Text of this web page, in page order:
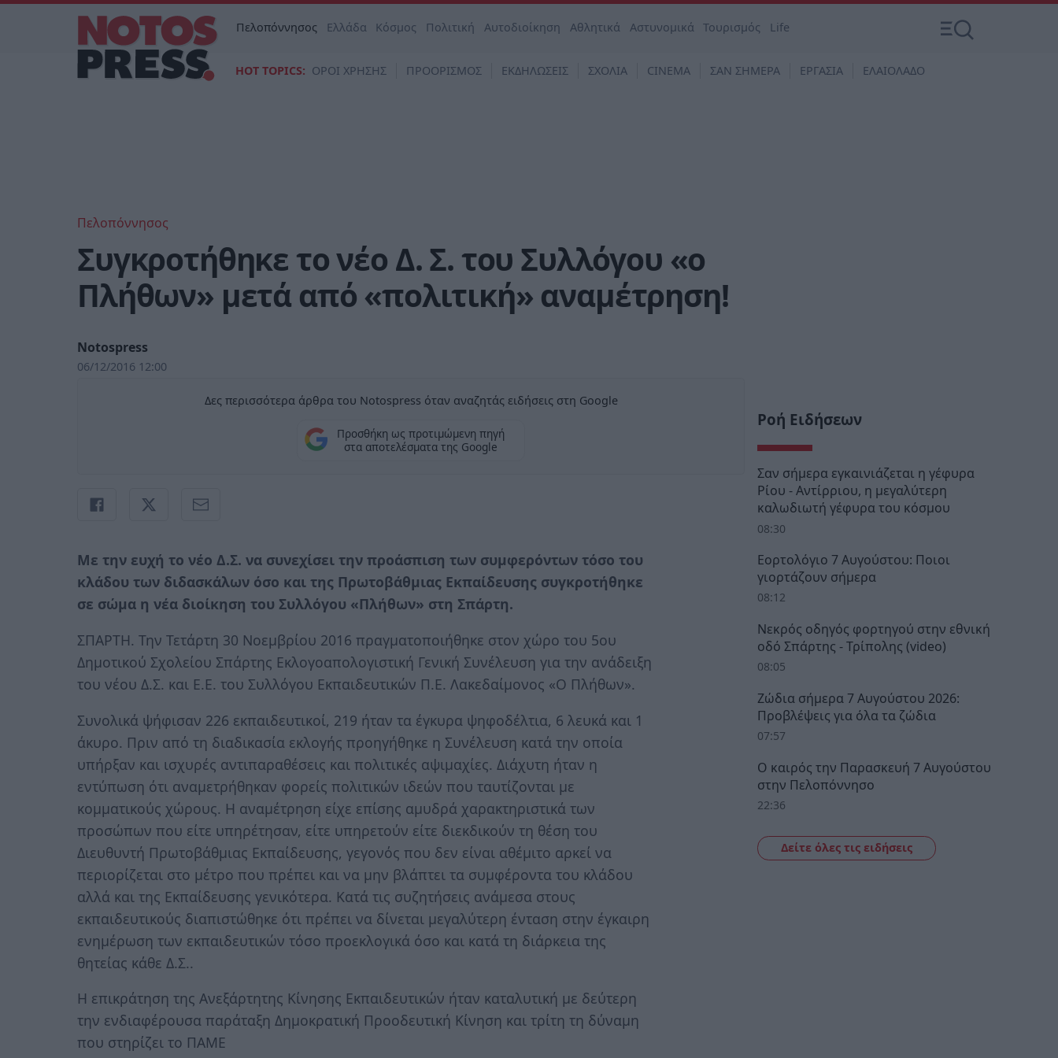
Πελοπόννησος Ελλάδα Κόσμος Πολιτική Αυτοδιοίκηση Αθλητικά Αστυνομικά Τουρισμός Life
HOT TOPICS: ΟΡΟΙ ΧΡΗΣΗΣ ΠΡΟΟΡΙΣΜΟΣ ΕΚΔΗΛΩΣΕΙΣ ΣΧΟΛΙΑ CINEMA ΣΑΝ ΣΗΜΕΡΑ ΕΡΓΑΣΙΑ ΕΛΑΙΟΛΑΔΟ
Πελοπόννησος
Συγκροτήθηκε το νέο Δ. Σ. του Συλλόγου «ο
Πλήθων» μετά από «πολιτική» αναμέτρηση!
Notospress
06/12/2016 12:00
Δες περισσότερα άρθρα του Notospress όταν αναζητάς ειδήσεις στη Google
Προσθήκη ως προτιμώμενη πηγή
στα αποτελέσματα της Google
Με την ευχή το νέο Δ.Σ. να συνεχίσει την προάσπιση των συμφερόντων τόσο του
κλάδου των διδασκάλων όσο και της Πρωτοβάθμιας Εκπαίδευσης συγκροτήθηκε
σε σώμα η νέα διοίκηση του Συλλόγου «Πλήθων» στη Σπάρτη.
ΣΠΑΡΤΗ. Την Τετάρτη 30 Νοεμβρίου 2016 πραγματοποιήθηκε στον χώρο του 5ου
Δημοτικού Σχολείου Σπάρτης Εκλογοαπολογιστική Γενική Συνέλευση για την ανάδειξη
του νέου Δ.Σ. και Ε.Ε. του Συλλόγου Εκπαιδευτικών Π.Ε. Λακεδαίμονος «Ο Πλήθων».
Συνολικά ψήφισαν 226 εκπαιδευτικοί, 219 ήταν τα έγκυρα ψηφοδέλτια, 6 λευκά και 1
άκυρο. Πριν από τη διαδικασία εκλογής προηγήθηκε η Συνέλευση κατά την οποία
υπήρξαν και ισχυρές αντιπαραθέσεις και πολιτικές αψιμαχίες. Διάχυτη ήταν η
εντύπωση ότι αναμετρήθηκαν φορείς πολιτικών ιδεών που ταυτίζονται με
κομματικούς χώρους. Η αναμέτρηση είχε επίσης αμυδρά χαρακτηριστικά των
προσώπων που είτε υπηρέτησαν, είτε υπηρετούν είτε διεκδικούν τη θέση του
Διευθυντή Πρωτοβάθμιας Εκπαίδευσης, γεγονός που δεν είναι αθέμιτο αρκεί να
περιορίζεται στο μέτρο που πρέπει και να μην βλάπτει τα συμφέροντα του κλάδου
αλλά και της Εκπαίδευσης γενικότερα. Κατά τις συζητήσεις ανάμεσα στους
εκπαιδευτικούς διαπιστώθηκε ότι πρέπει να δίνεται μεγαλύτερη ένταση στην έγκαιρη
ενημέρωση των εκπαιδευτικών τόσο προεκλογικά όσο και κατά τη διάρκεια της
θητείας κάθε Δ.Σ..
Η επικράτηση της Ανεξάρτητης Κίνησης Εκπαιδευτικών ήταν καταλυτική με δεύτερη
την ενδιαφέρουσα παράταξη Δημοκρατική Προοδευτική Κίνηση και τρίτη τη δύναμη
που στηρίζει το ΠΑΜΕ
Ροή Ειδήσεων
Σαν σήμερα εγκαινιάζεται η γέφυρα
Ρίου - Αντίρριου, η μεγαλύτερη
καλωδιωτή γέφυρα του κόσμου
08:30
Εορτολόγιο 7 Αυγούστου: Ποιοι
γιορτάζουν σήμερα
08:12
Νεκρός οδηγός φορτηγού στην εθνική
οδό Σπάρτης - Τρίπολης (video)
08:05
Ζώδια σήμερα 7 Αυγούστου 2026:
Προβλέψεις για όλα τα ζώδια
07:57
Ο καιρός την Παρασκευή 7 Αυγούστου
στην Πελοπόννησο
22:36
Δείτε όλες τις ειδήσεις